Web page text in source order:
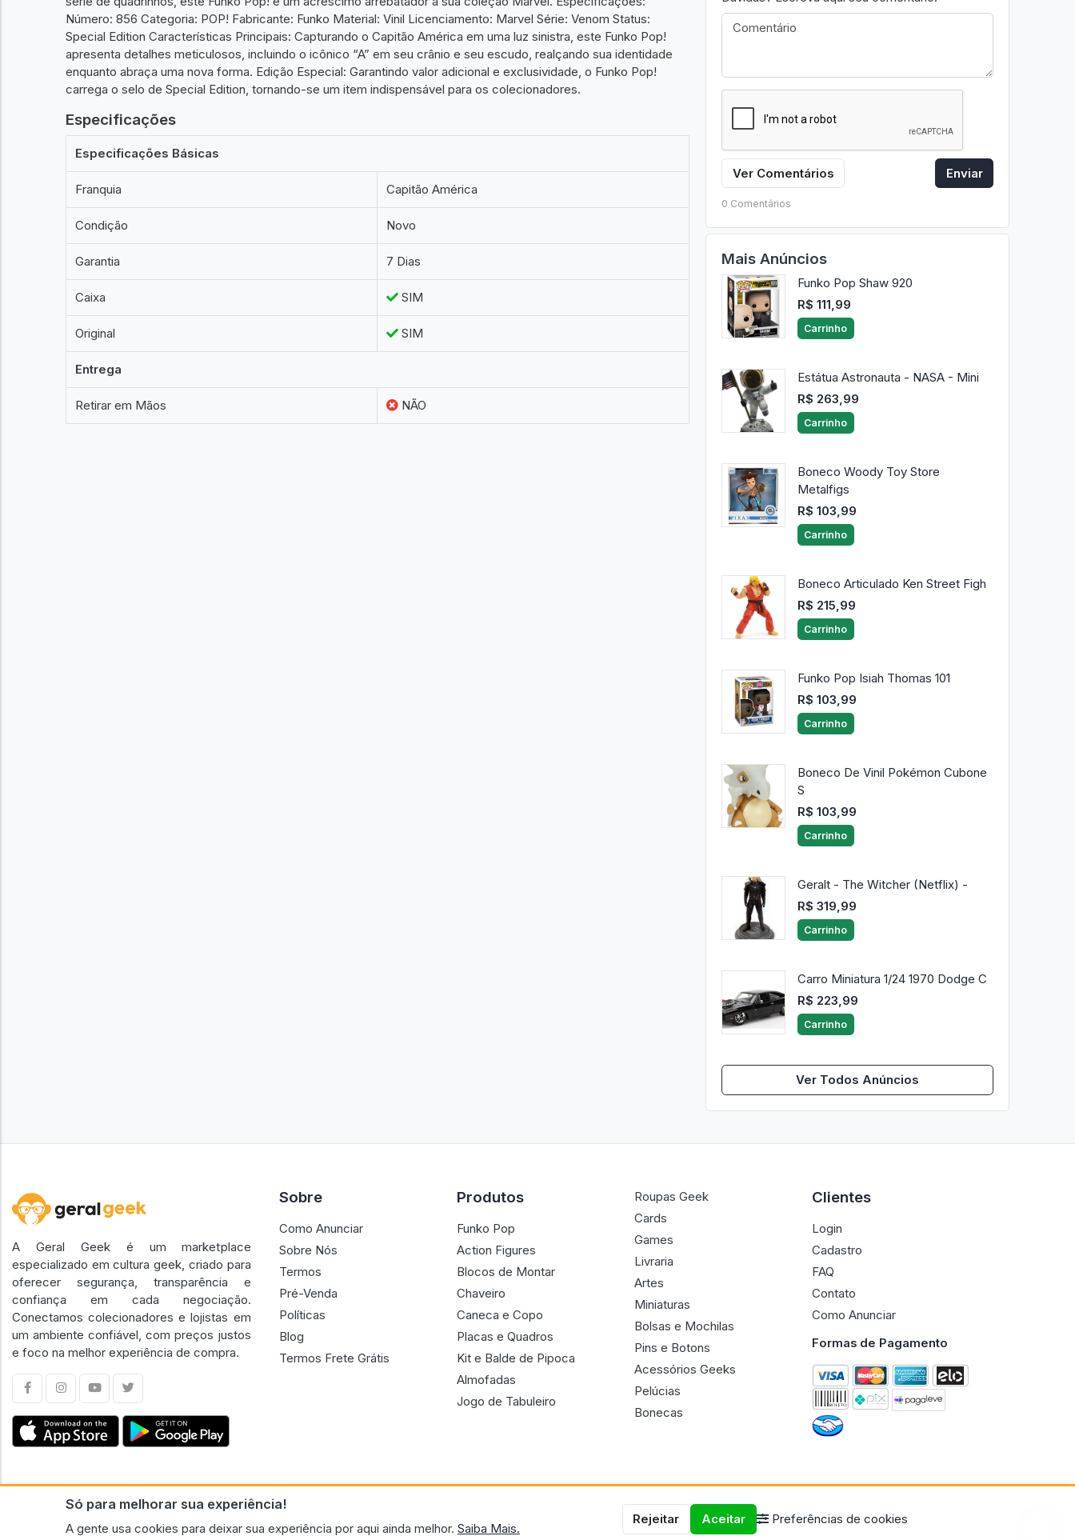
Número: 856 Categoria: POP! Fabricante: Funko Material: Vinil Licenciamento: Marvel Série: Venom Status:
Special Edition Características Principais: Capturando o Capitão América em uma luz sinistra, este Funko Pop!
apresenta detalhes meticulosos, incluindo o icônico “A” em seu crânio e seu escudo, realçando sua identidade
enquanto abraça uma nova forma. Edição Especial: Garantindo valor adicional e exclusividade, o Funko Pop!
carrega o selo de Special Edition, tornando-se um item indispensável para os colecionadores.
Especificações
Especificações Básicas
Franquia Capitão América
Condição Novo
Garantia 7 Dias
Caixa SIM
Original SIM
Entrega
Retirar em Mãos NÃO
Ver Comentários Enviar
0 Comentários
Mais Anúncios
Funko Pop Shaw 920
R$ 111,99
Carrinho
Estátua Astronauta - NASA - Mini
R$ 263,99
Carrinho
Boneco Woody Toy Store
Metalfigs
R$ 103,99
Carrinho
Boneco Articulado Ken Street Figh
R$ 215,99
Carrinho
Funko Pop Isiah Thomas 101
R$ 103,99
Carrinho
Boneco De Vinil Pokémon Cubone
S
R$ 103,99
Carrinho
Geralt - The Witcher (Netflix) -
R$ 319,99
Carrinho
Carro Miniatura 1/24 1970 Dodge C
R$ 223,99
Carrinho
Ver Todos Anúncios
Só para melhorar sua experiência!
A gente usa cookies para deixar sua experiência por aqui ainda melhor. Saiba Mais.
Rejeitar Aceitar Preferências de cookies
A Geral Geek é um marketplace
especializado em cultura geek, criado para
oferecer segurança, transparência e
confiança em cada negociação.
Conectamos colecionadores e lojistas em
um ambiente confiável, com preços justos
e foco na melhor experiência de compra.
Sobre
Como Anunciar
Sobre Nós
Termos
Pré-Venda
Políticas
Blog
Termos Frete Grátis
Produtos
Funko Pop
Action Figures
Blocos de Montar
Chaveiro
Caneca e Copo
Placas e Quadros
Kit e Balde de Pipoca
Almofadas
Jogo de Tabuleiro
Roupas Geek
Cards
Games
Livraria
Artes
Miniaturas
Bolsas e Mochilas
Pins e Botons
Acessórios Geeks
Pelúcias
Bonecas
Clientes
Login
Cadastro
FAQ
Contato
Como Anunciar
Formas de Pagamento
CNPJ n.º 30.220.458/0001-17 - GERAL GEEK PORTAL ELETRONICO LTDA.